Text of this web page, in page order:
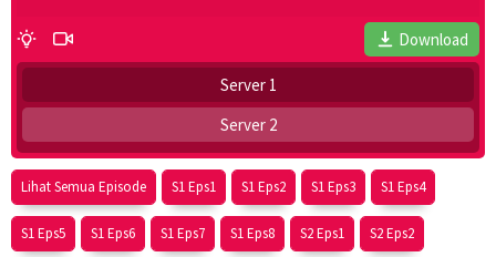
Download
Server 1
Server 2
Lihat Semua Episode S1 Eps1 S1 Eps2 S1 Eps3 S1 Eps4
S1 Eps5 S1 Eps6 S1 Eps7 S1 Eps8 S2 Eps1 S2 Eps2